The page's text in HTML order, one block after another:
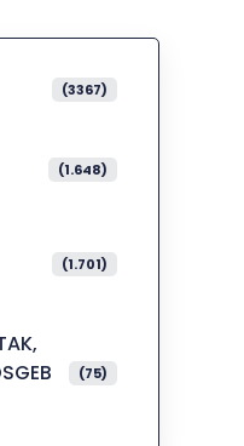
(3367)
(1.648)
(1.701)
(75)